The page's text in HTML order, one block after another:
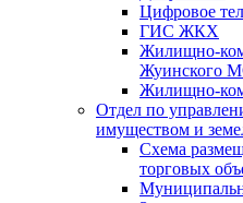
Цифровое
ГИС ЖКХ
Жилищно-
Жуинского
Жилищно-
Отдел по
имуществом и
Схема
торговых